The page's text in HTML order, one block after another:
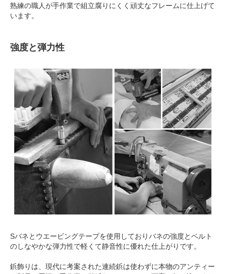
熟練の職人が手作業で組立腐りにくく頑丈なフレームに仕上げて
います。
強度と弾力性
Sバネとウエービングテープを使用しておりバネの強度とベルト
のしなやかな弾力性で軽くて静音性に優れた仕上がりです。
鋲飾りは、現代に考案された連続鋲は使わずに本物のアンティー